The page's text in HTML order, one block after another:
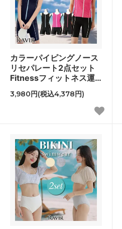
カラーパイピングノース
リセパレート2点セット
Fitnessフィットネス運
3,980円(税込4,378円)